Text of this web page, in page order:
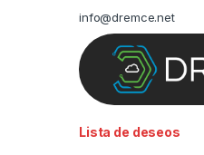
info@dremce.net
Lista de deseos